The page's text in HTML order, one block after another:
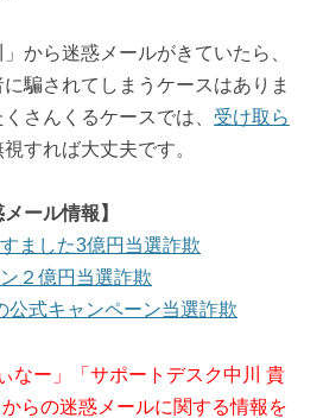
から迷惑メールがきていたら、
騙されてしまうケースはありま
さんくるケースでは、 受け取ら
視すれば大丈夫です。
ール情報】
ました3億円当選詐欺
２億円当選詐欺
公式キャンペーン当選詐欺
なー」「サポートデスク中川 貴
らの迷惑メールに関する情報を